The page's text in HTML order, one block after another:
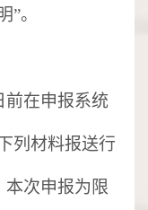
。
前在申报系统
列材料报送行
本次申报为限